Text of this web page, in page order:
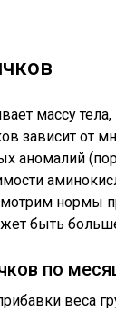
массу
зависит от
аномалий
нормы
быть
по
веса